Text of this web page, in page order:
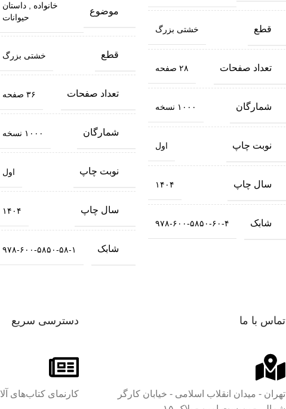
قطع خشتی بزرگ
تعداد صفحات ۲۸ صفحه
شمارگان ۱۰۰۰ نسخه
نوبت چاپ اول
سال چاپ ۱۴۰۴
شابک ۹۷۸-۶۰۰-۵۸۵۰-۶۰-۴
موضوع
خانواده , داستان
حیوانات
قطع خشتی بزرگ
تعداد صفحات ۳۶ صفحه
شمارگان ۱۰۰۰ نسخه
نوبت چاپ اول
سال چاپ ۱۴۰۴
شابک ۹۷۸-۶۰۰-۵۸۵۰-۵۸-۱
تماس با ما
تهران - میدان انقلاب اسلامی - خیابان کارگر
دسترسی سریع
کارنمای کتاب‌های آلا